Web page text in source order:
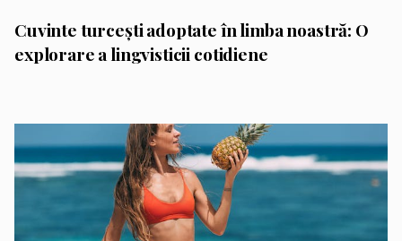
Cuvinte turcești adoptate în limba noastră: O
explorare a lingvisticii cotidiene